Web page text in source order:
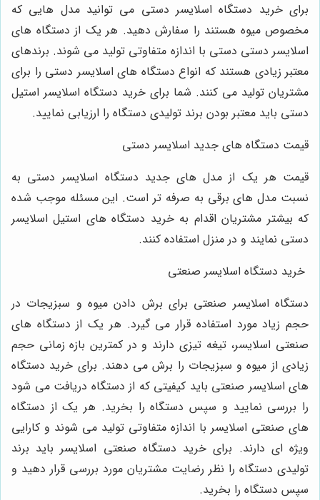
برای خرید دستگاه اسلایسر دستی می توانید مدل هایی که
مخصوص میوه هستند را سفارش دهید. هر یک از دستگاه های
اسلایسر دستی دستی با اندازه متفاوتی تولید می شوند. برندهای
معتبر زیادی هستند که انواع دستگاه های اسلایسر دستی را برای
مشتریان تولید می کنند. شما برای خرید دستگاه اسلایسر استیل
دستی باید معتبر بودن برند تولیدی دستگاه را ارزیابی نمایید.
قیمت دستگاه های جدید اسلایسر دستی
قیمت هر یک از مدل های جدید دستگاه اسلایسر دستی به
نسبت مدل های برقی به صرفه تر است. این مسئله موجب شده
که بیشتر مشتریان اقدام به خرید دستگاه های استیل اسلایسر
دستی نمایند و در منزل استفاده کنند.
خرید دستگاه اسلایسر صنعتی
دستگاه اسلایسر صنعتی برای برش دادن میوه و سبزیجات در
حجم زیاد مورد استفاده قرار می گیرد. هر یک از دستگاه های
صنعتی اسلایسر، تیغه تیزی دارند و در کمترین بازه زمانی حجم
زیادی از میوه و سبزیجات را برش می دهند. برای خرید دستگاه
های اسلایسر صنعتی باید کیفیتی که از دستگاه دریافت می شود
را بررسی نمایید و سپس دستگاه را بخرید. هر یک از دستگاه
های صنعتی اسلایسر با اندازه متفاوتی تولید می شوند و کارایی
ویژه ای دارند. برای خرید دستگاه صنعتی اسلایسر باید برند
تولیدی دستگاه را نظر رضایت مشتریان مورد بررسی قرار دهید و
سپس دستگاه را بخرید.